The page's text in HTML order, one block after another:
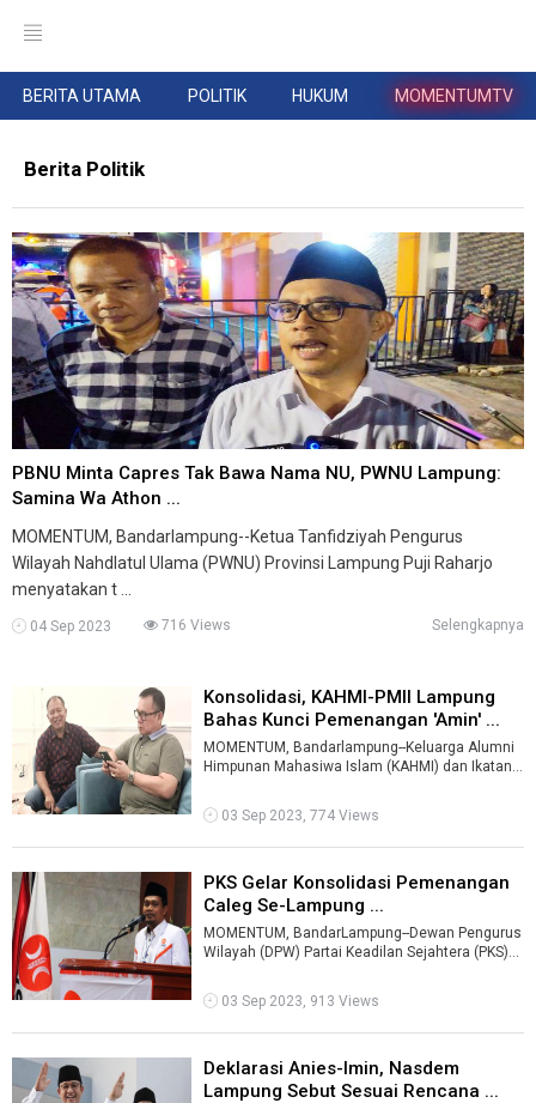
BERITA UTAMA POLITIK HUKUM MOMENTUMTV
Berita Politik
PBNU Minta Capres Tak Bawa Nama NU, PWNU Lampung:
Samina Wa Athon ...
MOMENTUM, Bandarlampung--Ketua Tanfidziyah Pengurus
Wilayah Nahdlatul Ulama (PWNU) Provinsi Lampung Puji Raharjo
menyatakan t ...
04 Sep 2023 716 Views Selengkapnya
Konsolidasi, KAHMI-PMII Lampung
Bahas Kunci Pemenangan 'Amin' ...
MOMENTUM, Bandarlampung--Keluarga Alumni
Himpunan Mahasiwa Islam (KAHMI) dan Ikatan
03 Sep 2023, 774 Views
PKS Gelar Konsolidasi Pemenangan
Caleg Se-Lampung ...
MOMENTUM, BandarLampung--Dewan Pengurus
Wilayah (DPW) Partai Keadilan Sejahtera (PKS)
03 Sep 2023, 913 Views
Deklarasi Anies-Imin, Nasdem
Lampung Sebut Sesuai Rencana ...